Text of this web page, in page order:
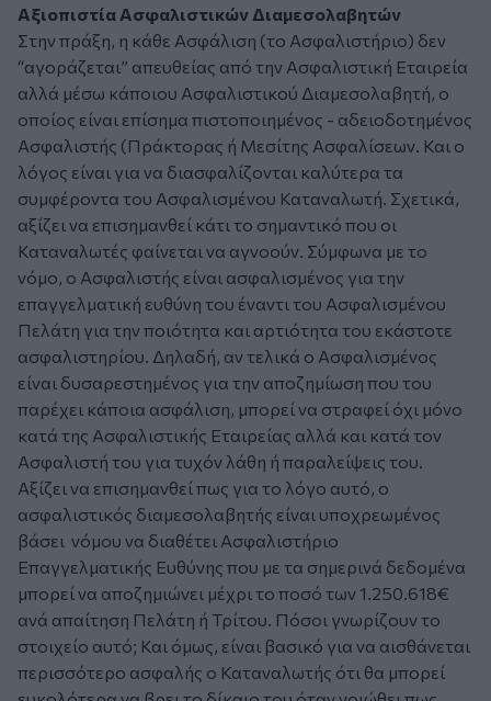
Αξιοπιστία Ασφαλιστικών Διαμεσολαβητών
Στην πράξη, η κάθε Ασφάλιση (το Ασφαλιστήριο) δεν
“αγοράζεται” απευθείας από την Ασφαλιστική Εταιρεία
αλλά μέσω κάποιου Ασφαλιστικού Διαμεσολαβητή, ο
οποίος είναι επίσημα πιστοποιημένος - αδειοδοτημένος
Ασφαλιστής (Πράκτορας ή Μεσίτης Ασφαλίσεων. Και ο
λόγος είναι για να διασφαλίζονται καλύτερα τα
συμφέροντα του Ασφαλισμένου Καταναλωτή. Σχετικά,
αξίζει να επισημανθεί κάτι το σημαντικό που οι
Καταναλωτές φαίνεται να αγνοούν. Σύμφωνα με το
νόμο, ο Ασφαλιστής είναι ασφαλισμένος για την
επαγγελματική ευθύνη του έναντι του Ασφαλισμένου
Πελάτη για την ποιότητα και αρτιότητα του εκάστοτε
ασφαλιστηρίου. Δηλαδή, αν τελικά ο Ασφαλισμένος
είναι δυσαρεστημένος για την αποζημίωση που του
παρέχει κάποια ασφάλιση, μπορεί να στραφεί όχι μόνο
κατά της Ασφαλιστικής Εταιρείας αλλά και κατά τον
Ασφαλιστή του για τυχόν λάθη ή παραλείψεις του.
Αξίζει να επισημανθεί πως για το λόγο αυτό, ο
ασφαλιστικός διαμεσολαβητής είναι υποχρεωμένος
βάσει νόμου να διαθέτει Ασφαλιστήριο
Επαγγελματικής Ευθύνης που με τα σημερινά δεδομένα
μπορεί να αποζημιώνει μέχρι το ποσό των 1.250.618€
ανά απαίτηση Πελάτη ή Τρίτου. Πόσοι γνωρίζουν το
στοιχείο αυτό; Και όμως, είναι βασικό για να αισθάνεται
περισσότερο ασφαλής ο Καταναλωτής ότι θα μπορεί